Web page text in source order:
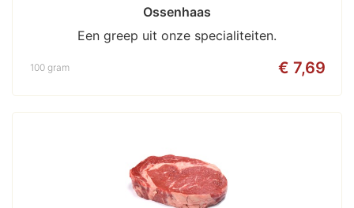
Ossenhaas
Een greep uit onze specialiteiten.
€ 7,69
100 gram